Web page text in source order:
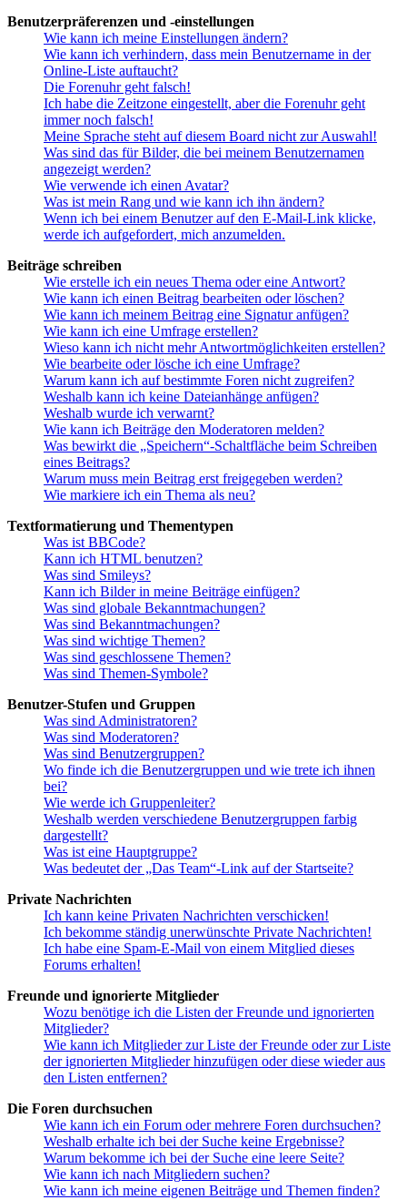
Benutzerpräferenzen und -einstellungen
Wie kann ich meine Einstellungen ändern?
Wie kann ich verhindern, dass mein Benutzername in der
Online-Liste auftaucht?
Die Forenuhr geht falsch!
Ich habe die Zeitzone eingestellt, aber die Forenuhr geht
immer noch falsch!
Meine Sprache steht auf diesem Board nicht zur Auswahl!
Was sind das für Bilder, die bei meinem Benutzernamen
angezeigt werden?
Wie verwende ich einen Avatar?
Was ist mein Rang und wie kann ich ihn ändern?
Wenn ich bei einem Benutzer auf den E-Mail-Link klicke,
werde ich aufgefordert, mich anzumelden.
Beiträge schreiben
Wie erstelle ich ein neues Thema oder eine Antwort?
Wie kann ich einen Beitrag bearbeiten oder löschen?
Wie kann ich meinem Beitrag eine Signatur anfügen?
Wie kann ich eine Umfrage erstellen?
Wieso kann ich nicht mehr Antwortmöglichkeiten erstellen?
Wie bearbeite oder lösche ich eine Umfrage?
Warum kann ich auf bestimmte Foren nicht zugreifen?
Weshalb kann ich keine Dateianhänge anfügen?
Weshalb wurde ich verwarnt?
Wie kann ich Beiträge den Moderatoren melden?
Was bewirkt die „Speichern“-Schaltfläche beim Schreiben
eines Beitrags?
Warum muss mein Beitrag erst freigegeben werden?
Wie markiere ich ein Thema als neu?
Textformatierung und Thementypen
Was ist BBCode?
Kann ich HTML benutzen?
Was sind Smileys?
Kann ich Bilder in meine Beiträge einfügen?
Was sind globale Bekanntmachungen?
Was sind Bekanntmachungen?
Was sind wichtige Themen?
Was sind geschlossene Themen?
Was sind Themen-Symbole?
Benutzer-Stufen und Gruppen
Was sind Administratoren?
Was sind Moderatoren?
Was sind Benutzergruppen?
Wo finde ich die Benutzergruppen und wie trete ich ihnen
bei?
Wie werde ich Gruppenleiter?
Weshalb werden verschiedene Benutzergruppen farbig
dargestellt?
Was ist eine Hauptgruppe?
Was bedeutet der „Das Team“-Link auf der Startseite?
Private Nachrichten
Ich kann keine Privaten Nachrichten verschicken!
Ich bekomme ständig unerwünschte Private Nachrichten!
Ich habe eine Spam-E-Mail von einem Mitglied dieses
Forums erhalten!
Freunde und ignorierte Mitglieder
Wozu benötige ich die Listen der Freunde und ignorierten
Mitglieder?
Wie kann ich Mitglieder zur Liste der Freunde oder zur Liste
der ignorierten Mitglieder hinzufügen oder diese wieder aus
den Listen entfernen?
Die Foren durchsuchen
Wie kann ich ein Forum oder mehrere Foren durchsuchen?
Weshalb erhalte ich bei der Suche keine Ergebnisse?
Warum bekomme ich bei der Suche eine leere Seite?
Wie kann ich nach Mitgliedern suchen?
Wie kann ich meine eigenen Beiträge und Themen finden?